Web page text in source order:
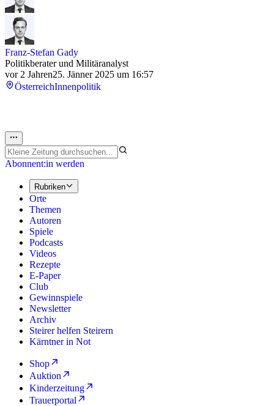
Franz-Stefan Gady
Politikberater und Militäranalyst
vor 2 Jahren25. Jänner 2025 um 16:57
ÖsterreichInnenpolitik
Abonnent:in werden
Rubriken
Orte
Themen
Autoren
Spiele
Podcasts
Videos
Rezepte
E-Paper
Club
Gewinnspiele
Newsletter
Archiv
Steirer helfen Steirern
Kärntner in Not
Shop
Auktion
Kinderzeitung
Trauerportal